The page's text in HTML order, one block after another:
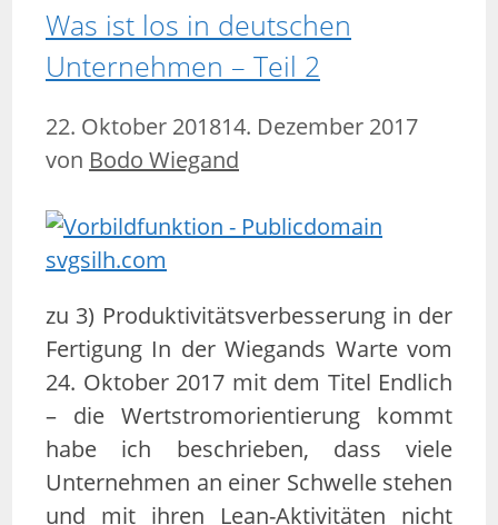
Was ist los in deutschen
Unternehmen – Teil 2
22. Oktober 201814. Dezember 2017
von Bodo Wiegand
zu 3) Produktivitätsverbesserung in der
Fertigung In der Wiegands Warte vom
24. Oktober 2017 mit dem Titel Endlich
– die Wertstromorientierung kommt
habe ich beschrieben, dass viele
Unternehmen an einer Schwelle stehen
und mit ihren Lean-Aktivitäten nicht